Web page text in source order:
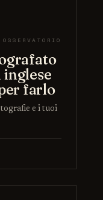
OSSERVATORIO
farlo
e i tuoi